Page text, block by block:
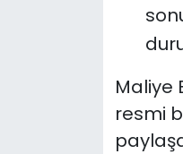
Maliye
resmi